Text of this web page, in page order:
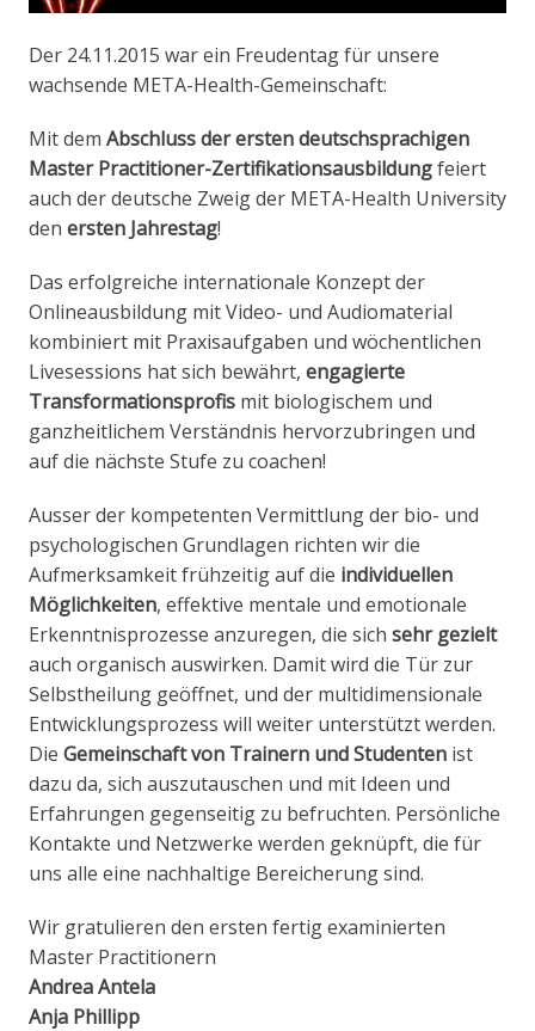
Der 24.11.2015 war ein Freudentag für unsere
wachsende META-Health-Gemeinschaft:
Mit dem Abschluss der ersten deutschsprachigen
Master Practitioner-Zertifikationsausbildungfeiert
auch der deutsche Zweig der META-Health University
den ersten Jahrestag!
Das erfolgreiche internationale Konzept der
Onlineausbildung mit Video- und Audiomaterial
kombiniert mit Praxisaufgaben und wöchentlichen
Livesessions hat sich bewährt, engagierte
Transformationsprofis mit biologischem und
ganzheitlichem Verständnis hervorzubringen und
auf die nächste Stufe zu coachen!
Ausser der kompetenten Vermittlung der bio- und
psychologischen Grundlagen richten wir die
Aufmerksamkeit frühzeitig auf die individuellen
Möglichkeiten, effektive mentale und emotionale
Erkenntnisprozesse anzuregen, die sich sehr gezielt
auch organisch auswirken. Damit wird die Tür zur
Selbstheilung geöffnet, und der multidimensionale
Entwicklungsprozess will weiter unterstützt werden.
Die Gemeinschaft von Trainern und Studenten ist
dazu da, sich auszutauschen und mit Ideen und
Erfahrungen gegenseitig zu befruchten. Persönliche
Kontakte und Netzwerke werden geknüpft, die für
uns alle eine nachhaltige Bereicherung sind.
Wir gratulieren den ersten fertig examinierten
Master Practitionern
Andrea Antela
Anja Phillipp